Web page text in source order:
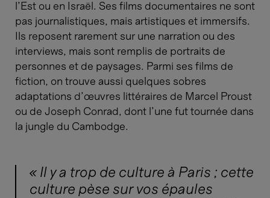
l’Est ou en Israël. Ses films documentaires ne sont
pas journalistiques, mais artistiques et immersifs.
Ils reposent rarement sur une narration ou des
interviews, mais sont remplis de portraits de
personnes et de paysages. Parmi ses films de
fiction, on trouve aussi quelques sobres
adaptations d’œuvres littéraires de Marcel Proust
ou de Joseph Conrad, dont l’une fut tournée dans
la jungle du Cambodge.
« Il y a trop de culture à Paris ; cette
culture pèse sur vos épaules